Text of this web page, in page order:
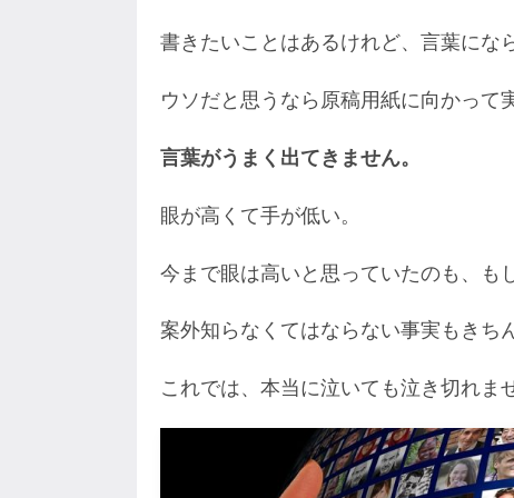
書きたいことはあるけれど、言葉にな
ウソだと思うなら原稿用紙に向かって
言葉がうまく出てきません。
眼が高くて手が低い。
今まで眼は高いと思っていたのも、も
案外知らなくてはならない事実もきち
これでは、本当に泣いても泣き切れま